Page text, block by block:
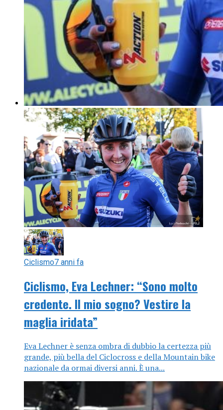
Ciclismo7 anni fa
Ciclismo, Eva Lechner: “Sono molto
credente. Il mio sogno? Vestire la
maglia iridata”
Eva Lechner è senza ombra di dubbio la certezza più
grande, più bella del Ciclocross e della Mountain bike
nazionale da ormai diversi anni. È una...